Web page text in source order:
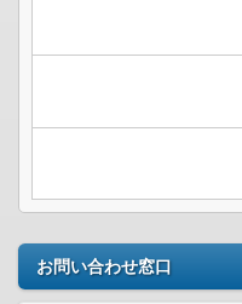
お問い合わせ窓口